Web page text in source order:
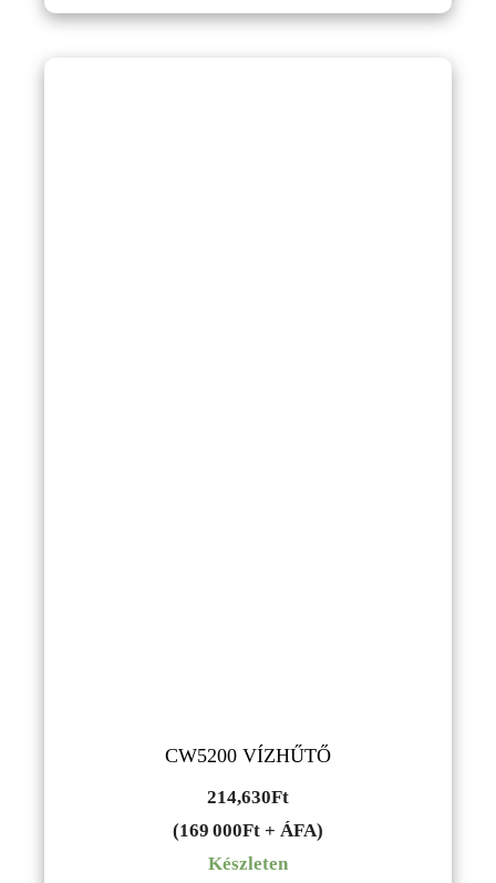
CW5200 VÍZHŰTŐ
214,630Ft
(169 000Ft + ÁFA)
Készleten